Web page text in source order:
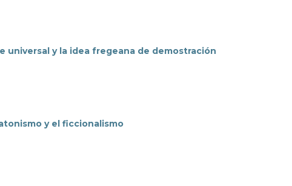
universal y la idea fregeana de demostración
y el ficcionalismo